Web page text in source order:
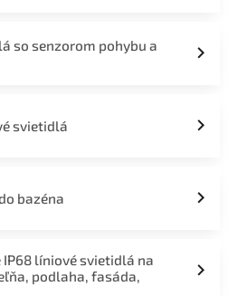
so senzorom pohybu a
svietidlá
bazéna
IP68 líniové svietidlá na
podlaha, fasáda,